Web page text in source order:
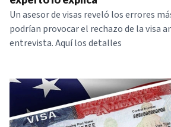
Un asesor de visas reveló los errores
podrían provocar el rechazo de la visa
entrevista. Aquí los detalles